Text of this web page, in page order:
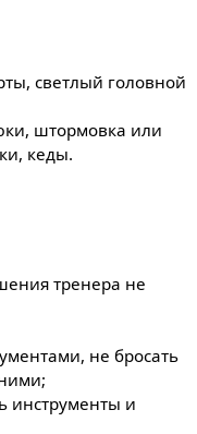
светлый головной
штормовка или
кеды.
тренера не
не бросать
инструменты и